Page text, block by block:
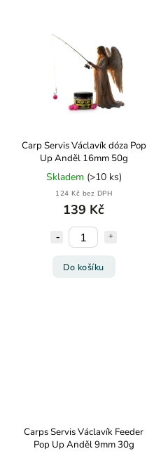
Carp Servis Václavík dóza Pop
Up Anděl 16mm 50g
Skladem (>10 ks)
124 Kč bez DPH
139 Kč
Do košíku
Carps Servis Václavík Feeder
Pop Up Anděl 9mm 30g